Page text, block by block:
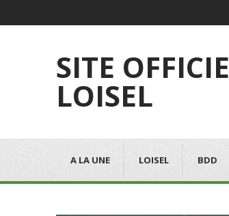
SITE
LOISEL
A LA UNE LOISEL BDD